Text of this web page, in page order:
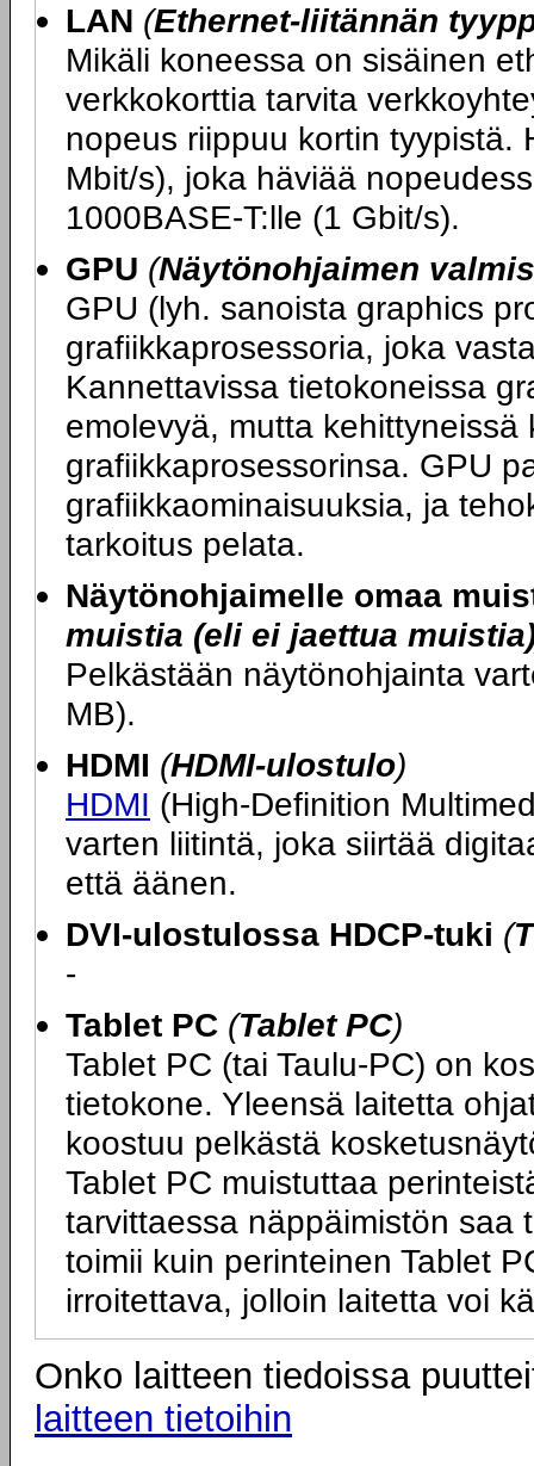
LAN (Ethernet-liitännän
Mikäli koneessa on sisäinen
verkkokorttia tarvita
nopeus riippuu kortin tyypistä.
Mbit/s), joka häviää
1000BASE-T:lle (1 Gbit/s).
GPU (Näytönohjaimen
GPU (lyh. sanoista graphics
grafiikkaprosessoria, joka
Kannettavissa tietokoneissa
emolevyä, mutta
grafiikkaprosessorinsa. GPU
grafiikkaominaisuuksia, ja
tarkoitus pelata.
Näytönohjaimelle omaa
muistia (eli ei jaettua
Pelkästään näytönohjainta
MB).
HDMI (HDMI-ulostulo)
HDMI (High-Definition
varten liitintä, joka siirtää
että äänen.
DVI-ulostulossa HDCP-tuki (
-
Tablet PC (Tablet PC)
Tablet PC (tai Taulu-PC) on
tietokone. Yleensä laitetta
koostuu pelkästä
Tablet PC muistuttaa
tarvittaessa näppäimistön saa
toimii kuin perinteinen Tablet
irroitettava, jolloin laitetta voi
Onko laitteen tiedoissa
laitteen tietoihin